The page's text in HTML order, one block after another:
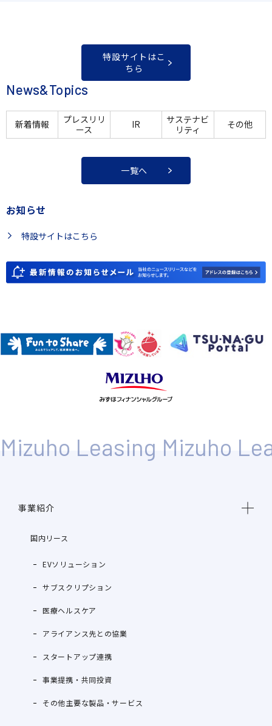
特設サイトはこ
ちら
News&Topics
新着情報
プレスリリ
ース
IR
サステナビ
リティ
その他
一覧へ
お知らせ
特設サイトはこちら
事業紹介
国内リース
EVソリューション
サブスクリプション
医療ヘルスケア
アライアンス先との協業
スタートアップ連携
事業提携・共同投資
その他主要な製品・サービス